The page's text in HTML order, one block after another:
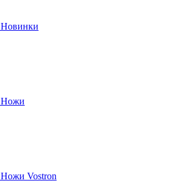
Новинки
Ножи
Ножи Vostron